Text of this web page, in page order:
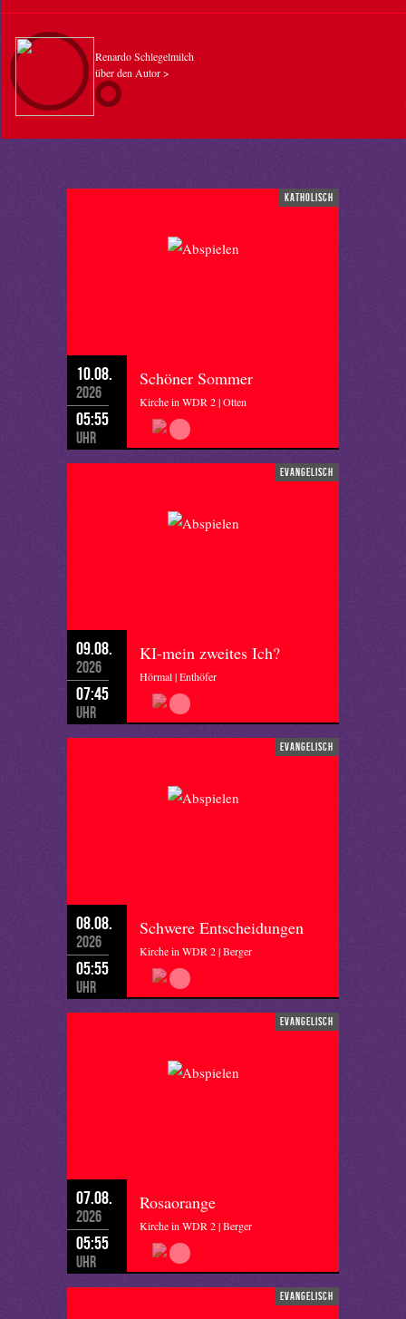
Renardo Schlegelmilch
über den Autor >
katholisch
10.08.
2026
05:55
Uhr
Schöner Sommer
Kirche in WDR 2 | Otten
evangelisch
09.08.
2026
07:45
Uhr
KI-mein zweites Ich?
Hörmal | Enthöfer
evangelisch
08.08.
2026
05:55
Uhr
Schwere Entscheidungen
Kirche in WDR 2 | Berger
evangelisch
07.08.
2026
05:55
Uhr
Rosaorange
Kirche in WDR 2 | Berger
evangelisch